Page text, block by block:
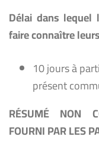
Délai dans
faire connaître
10 jours à
présent
RÉSUMÉ NON
FOURNI PAR LES